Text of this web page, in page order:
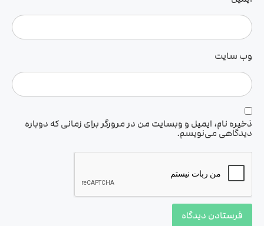
وب‌ سایت
ذخیره نام، ایمیل و وبسایت من در مرورگر برای زمانی که دوباره
دیدگاهی می‌نویسم.